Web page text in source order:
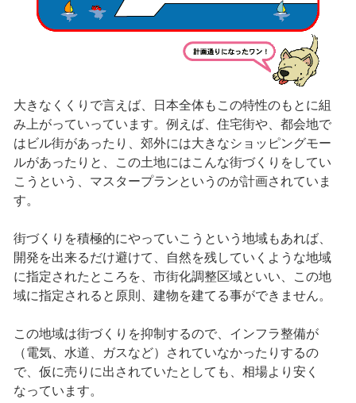
大きなくくりで言えば、日本全体もこの特性のもとに組
み上がっていっています。例えば、住宅街や、都会地で
はビル街があったり、郊外には大きなショッピングモー
ルがあったりと、この土地にはこんな街づくりをしてい
こうという、マスタープランというのが計画されていま
す。
街づくりを積極的にやっていこうという地域もあれば、
開発を出来るだけ避けて、自然を残していくような地域
に指定されたところを、市街化調整区域といい、この地
域に指定されると原則、建物を建てる事ができません。
この地域は街づくりを抑制するので、インフラ整備が
（電気、水道、ガスなど）されていなかったりするの
で、仮に売りに出されていたとしても、相場より安く
なっています。